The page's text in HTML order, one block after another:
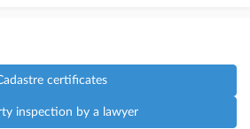
certificates
inspection by a lawyer